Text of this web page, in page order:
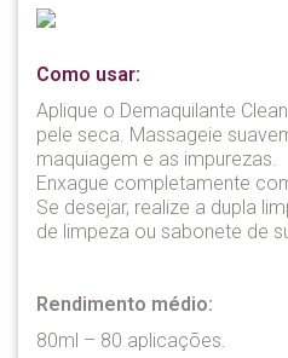
Como usar:
Aplique o Demaquilante
pele seca. Massageie
maquiagem e as impurezas.
Enxague completamente
Se desejar, realize a dupla
de limpeza ou sabonete de
Rendimento médio:
80ml – 80 aplicações.